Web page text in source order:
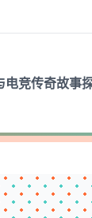
电竞传奇故事